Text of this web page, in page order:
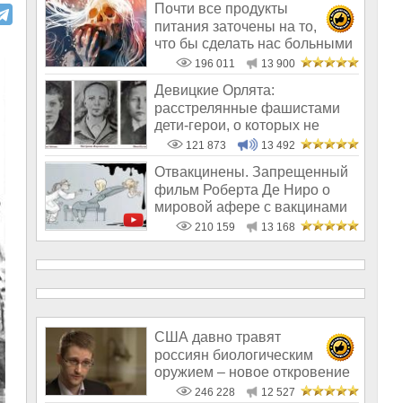
Почти все продукты
питания заточены на то,
что бы сделать нас больными
и бесплодным
196 011 13 900
Девицкие Орлята:
расстрелянные фашистами
дети-герои, о которых не
рассказывают в шк
121 873 13 492
Отвакцинены. Запрещенный
фильм Роберта Де Ниро о
мировой афере с вакцинами
210 159 13 168
США давно травят
россиян биологическим
оружием – новое откровение
Эдварда Сноудена
246 228 12 527